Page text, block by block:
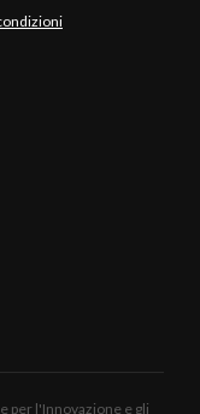
l'Innovazione e gli